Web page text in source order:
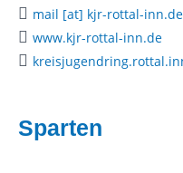
mail [at] kjr-rottal-inn.de
www.kjr-rottal-inn.de
Sparten